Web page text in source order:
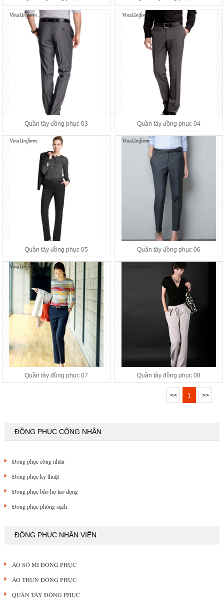
Quần tây đồng phục 03 Quần tây đồng phục 04
Quần tây đồng phục 05 Quần tây đồng phục 06
Quần tây đồng phục 07 Quần tây đồng phục 08
<< 1 >>
ĐỒNG PHỤC CÔNG NHÂN
Đồng phục công nhân
Đồng phục kỹ thuật
Đồng phục bảo hộ lao động
Đồng phục phòng sạch
ĐỒNG PHỤC NHÂN VIÊN
ÁO SƠ MI ĐỒNG PHỤC
ÁO THUN ĐỒNG PHỤC
QUẦN TÂY ĐỒNG PHỤC